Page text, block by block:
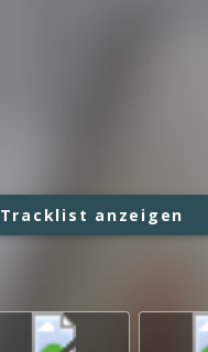
Tracklist anzeigen